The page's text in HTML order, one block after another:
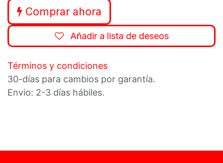
Comprar ahora
Añadir a lista de deseos
Términos y condiciones
30-días para cambios por garantía.
Envio: 2-3 días hábiles.